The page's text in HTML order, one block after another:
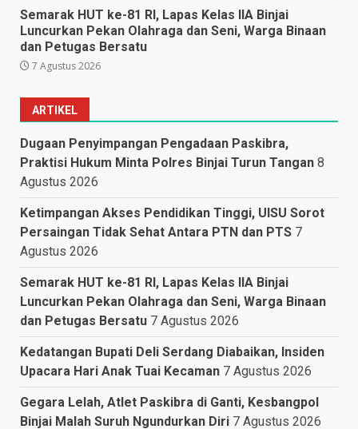
Semarak HUT ke-81 RI, Lapas Kelas IIA Binjai
Luncurkan Pekan Olahraga dan Seni, Warga Binaan
dan Petugas Bersatu
7 Agustus 2026
ARTIKEL
Dugaan Penyimpangan Pengadaan Paskibra,
Praktisi Hukum Minta Polres Binjai Turun Tangan 8
Agustus 2026
Ketimpangan Akses Pendidikan Tinggi, UISU Sorot
Persaingan Tidak Sehat Antara PTN dan PTS 7
Agustus 2026
Semarak HUT ke-81 RI, Lapas Kelas IIA Binjai
Luncurkan Pekan Olahraga dan Seni, Warga Binaan
dan Petugas Bersatu 7 Agustus 2026
Kedatangan Bupati Deli Serdang Diabaikan, Insiden
Upacara Hari Anak Tuai Kecaman 7 Agustus 2026
Gegara Lelah, Atlet Paskibra di Ganti, Kesbangpol
Binjai Malah Suruh Ngundurkan Diri 7 Agustus 2026